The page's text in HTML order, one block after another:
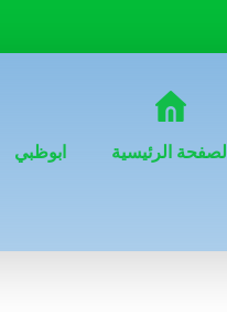
الصفحة الرئيسية ابوظبي